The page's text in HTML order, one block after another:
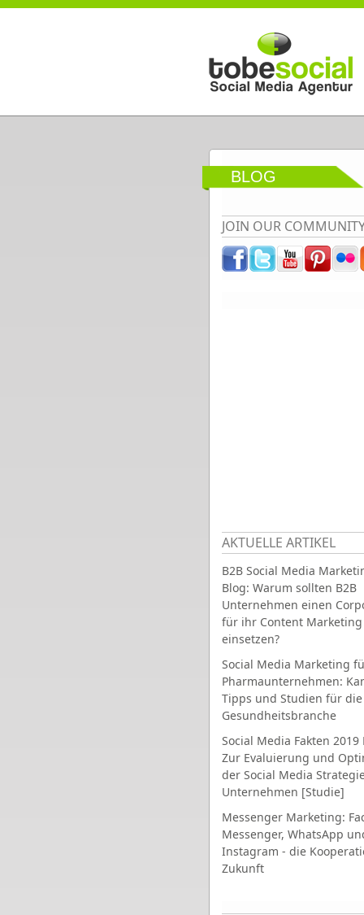
Direkt zum Inhalt
BLOG
JOIN OUR
AKTUELLE ARTIKEL
B2B Social Media
Blog: Warum sollten B2B
Unternehmen einen
für ihr Content Marketing
einsetzen?
Social Media Marketing
Pharmaunternehmen:
Tipps und Studien für die
Gesundheitsbranche
Social Media Fakten 2019
Zur Evaluierung und
der Social Media
Unternehmen [Studie]
Messenger Marketing:
Messenger, WhatsApp
Instagram - die
Zukunft
Seiten